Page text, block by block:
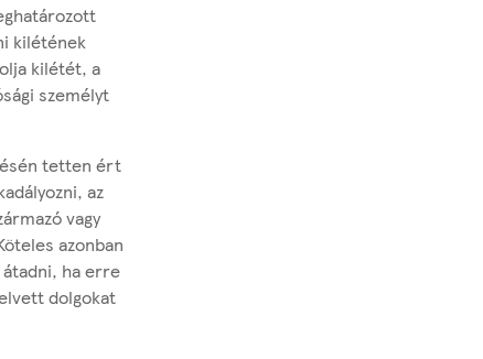
kilétének
kilétét, a
személyt
tetten ért
az
vagy
azonban
ha erre
dolgokat